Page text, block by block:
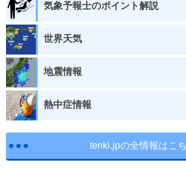
気象予報士のポイント解説
世界天気
地震情報
熱中症情報
tenki.jpの全情報はこ